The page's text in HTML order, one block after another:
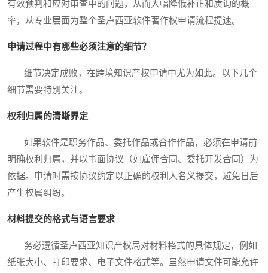
有效预判和应对审查中的问题，从而大幅降低补正和质询的概
率，从专业层面为整个圣卢西亚软件著作权申请流程提速。
申请过程中有哪些必须注意的细节？
细节决定成败，在跨境知识产权申请中尤为如此。以下几个
细节需要特别关注。
权利归属的清晰界定
如果软件是职务作品、委托作品或合作作品，必须在申请前
明确权利归属，并以书面协议（如雇佣合同、委托开发合同）为
依据。申请时需按协议约定以正确的权利人名义提交，避免日后
产生权属纠纷。
材料提交的格式与语言要求
务必遵循圣卢西亚知识产权局对材料格式的具体规定，例如
纸张大小、打印要求、电子文件格式等。虽然申请文件可能允许